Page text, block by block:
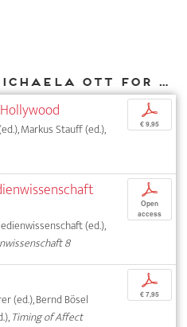
Other texts by Michaela Ott for DIAPHANES
Markus Stauff (ed.),
p
€ 9,95
(ed.),
8
p
Open
access
(ed.), Bernd Bösel
Timing of Affect
p
€ 7,95